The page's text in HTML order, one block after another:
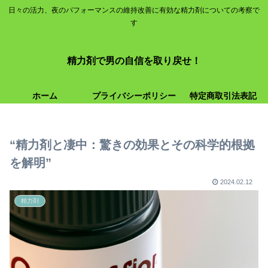
日々の活力、夜のパフォーマンスの維持改善に有効な精力剤についての考察で
す
精力剤で男の自信を取り戻せ！
ホーム プライバシーポリシー 特定商取引法表記
“精力剤と凄中：驚きの効果とその科学的根拠
を解明”
2024.02.12
精力剤